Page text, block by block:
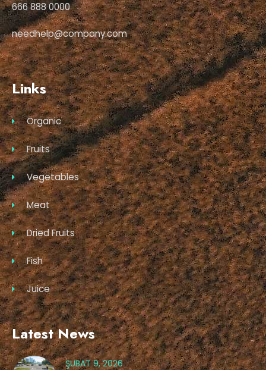
666 888 0000
needhelp@company.com
Links
Organic
Fruits
Vegetables
Meat
Dried Fruits
Fish
Juice
Latest News
ŞUBAT 9, 2026